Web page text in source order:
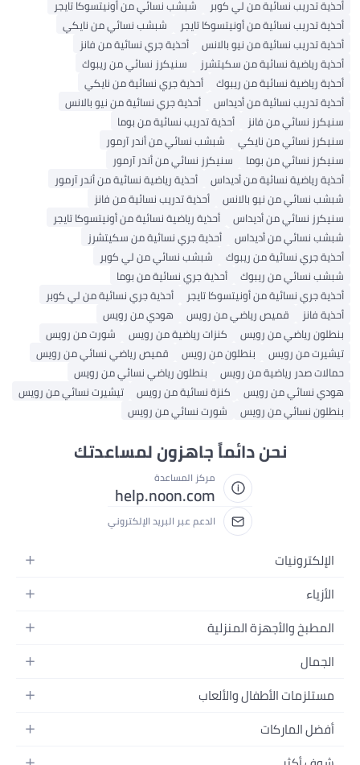
أحذية تدريب نسائية من لي كوبر
شبشب نسائي من أونيتسوكا تايجر
أحذية تدريب نسائية من أونيتسوكا تايجر
شبشب نسائي من نايكي
أحذية تدريب نسائية من نيو بالانس
أحذية جري نسائية من فانز
أحذية رياضية نسائية من سكيتشرز
سنيكرز نسائي من ريبوك
أحذية رياضية نسائية من ريبوك
أحذية جري نسائية من نايكي
أحذية تدريب نسائية من أديداس
أحذية جري نسائية من نيو بالانس
سنيكرز نسائي من فانز
أحذية تدريب نسائية من بوما
سنيكرز نسائي من نايكي
شبشب نسائي من أندر آرمور
سنيكرز نسائي من بوما
سنيكرز نسائي من أندر آرمور
أحذية رياضية نسائية من أديداس
أحذية رياضية نسائية من أندر آرمور
شبشب نسائي من نيو بالانس
أحذية تدريب نسائية من فانز
سنيكرز نسائي من أديداس
أحذية رياضية نسائية من أونيتسوكا تايجر
شبشب نسائي من أديداس
أحذية جري نسائية من سكيتشرز
أحذية جري نسائية من ريبوك
شبشب نسائي من لي كوبر
شبشب نسائي من ريبوك
أحذية جري نسائية من بوما
أحذية جري نسائية من أونيتسوكا تايجر
أحذية جري نسائية من لي كوبر
أحذية فانز
قميص رياضي من رويس
هودي من رويس
بنطلون رياضي من رويس
كنزات رياضية من رويس
شورت من رويس
تيشيرت من رويس
بنطلون من رويس
قميص رياضي نسائي من رويس
حمالات صدر رياضية من رويس
بنطلون رياضي نسائي من رويس
هودي نسائي من رويس
كنزة نسائية من رويس
تيشيرت نسائي من رويس
بنطلون نسائي من رويس
شورت نسائي من رويس
نحن دائماً جاهزون لمساعدتك
مركز المساعدة
help.noon.com
الدعم عبر البريد الإلكتروني
الإلكترونيات
الجوالات
اللابتوبات
الأجهزة المنزلية
التلفزيونات
السماعات
ألعاب القيمنق
الأزياء
أزياء نسائية
أزياء البنات
أزياء الأولاد
المجوهرات
المطبخ والأجهزة المنزلية
الحمام
المطبخ والسفرة
أدوات وتحسين المنزل
الجمال
العطور
العناية بالشعر
العناية بالبشرة
مستلزمات الأطفال والألعاب
الحفاضات
أفضل الماركات
سامسونج